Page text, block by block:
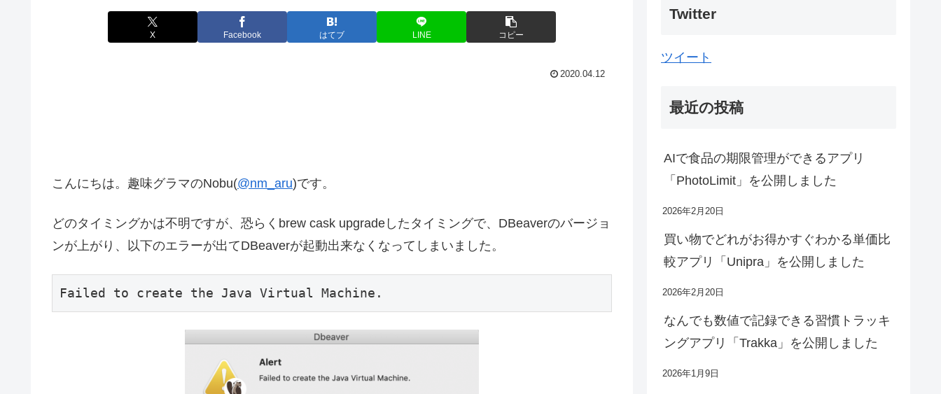
X Facebook はてブ LINE コピー
2020.04.12
こんにちは。趣味グラマのNobu(@nm_aru)です。
どのタイミングかは不明ですが、恐らくbrew cask upgradeしたタイミングで、DBeaverのバージョ
ンが上がり、以下のエラーが出てDBeaverが起動出来なくなってしまいました。
Failed to create the Java Virtual Machine.
Twitter
ツイート
最近の投稿
AIで食品の期限管理ができるアプリ
「PhotoLimit」を公開しました
2026年2月20日
買い物でどれがお得かすぐわかる単価比
較アプリ「Unipra」を公開しました
2026年2月20日
なんでも数値で記録できる習慣トラッキ
ングアプリ「Trakka」を公開しました
2026年1月9日